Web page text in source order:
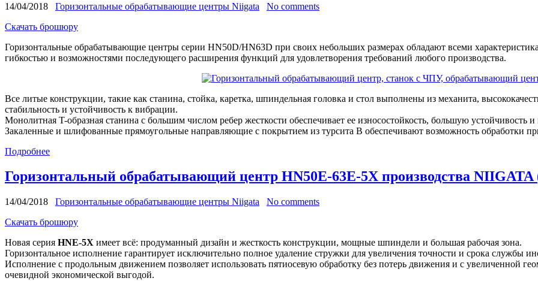
14/04/2018 Горизонтальные обрабатывающие центры Niigata
No comments
Скачать брошюру
Горизонтальные обрабатывающие центры серии HN50D/HN63D при своих небольших размерах обладают всеми
гибкостью и возможностями последующего расширения функций для удовлетворения требований любого производства.
Все литые конструкции, такие как станина, стойка, каретка, шпиндельная головка и стол выполнены из механита,
стабильность и устойчивость к вибрации.
Монолитная T-образная станина с большим числом ребер жесткости обеспечивает ее износостойкость, большую устойчивость
Закаленные и шлифованные прямоугольные направляющие с покрытием из турсита B обеспечивают возможность обработки
Подробнее
Горизонтальный обрабатывающий центр HN50E-63E-5X производства
14/04/2018 Горизонтальные обрабатывающие центры Niigata
No comments
Скачать брошюру
Новая серия HNE-5X имеет всё: продуманный дизайн и жесткость конструкции, мощные шпиндели и большая рабочая зона.
Горизонтальное исполнение гарантирует исключительно полное удаление стружки для увеличения точности и срока службы
Исполнение с продольным движением позволяет использовать пятиосевую обработку без потерь движения и с увеличенной
очевидной экономической выгодой.